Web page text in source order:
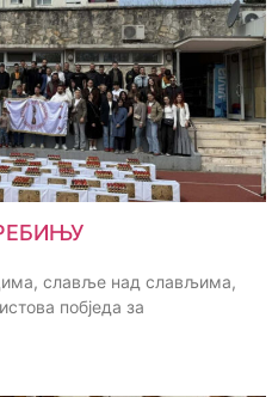
славље над слављима,
побједа за